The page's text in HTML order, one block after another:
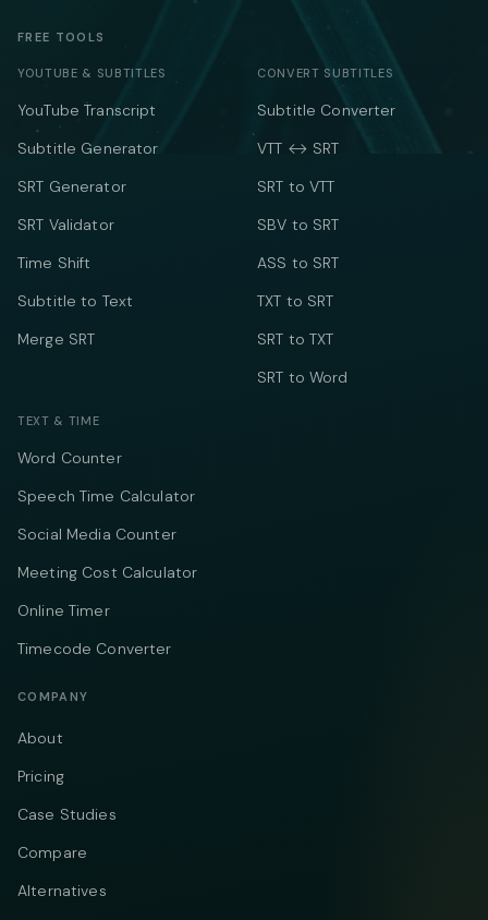
FREE TOOLS
YOUTUBE & SUBTITLES
YouTube Transcript
Subtitle Generator
SRT Generator
SRT Validator
Time Shift
Subtitle to Text
Merge SRT
CONVERT SUBTITLES
Subtitle Converter
VTT ↔ SRT
SRT to VTT
SBV to SRT
ASS to SRT
TXT to SRT
SRT to TXT
SRT to Word
TEXT & TIME
Word Counter
Speech Time Calculator
Social Media Counter
Meeting Cost Calculator
Online Timer
Timecode Converter
COMPANY
About
Pricing
Case Studies
Compare
Alternatives